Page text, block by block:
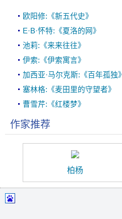
欧阳修:《新五代史》
E·B·怀特:《夏洛的网》
池莉:《来来往往》
伊索:《伊索寓言》
加西亚·马尔克斯:《百年孤独》
塞林格:《麦田里的守望者》
曹雪芹:《红楼梦》
作家推荐
柏杨